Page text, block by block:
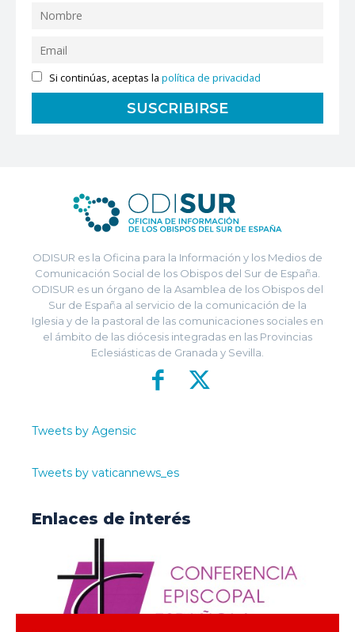
Si continúas, aceptas lapolítica de privacidad
ODISUR es la Oficina para la Información y los Medios de
Comunicación Social de los Obispos del Sur de España.
ODISUR es un órgano de la Asamblea de los Obispos del
Sur de España al servicio de la comunicación de la
Iglesia y de la pastoral de las comunicaciones sociales en
el ámbito de las diócesis integradas en las Provincias
Eclesiásticas de Granada y Sevilla.
Tweets by Agensic
Tweets by vaticannews_es
Enlaces de interés